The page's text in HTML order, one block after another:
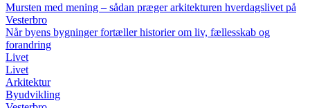
Mursten med mening – sådan præger arkitekturen hverdagslivet på
Vesterbro
Når byens bygninger fortæller historier om liv, fællesskab og
forandring
Livet
Livet
Arkitektur
Byudvikling